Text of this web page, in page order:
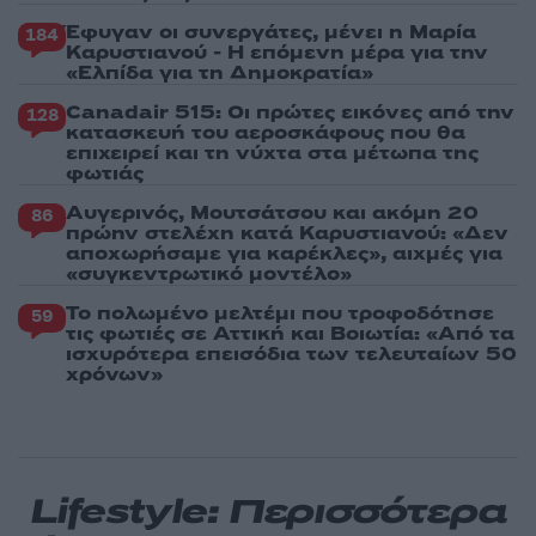
184 Έφυγαν οι συνεργάτες, μένει η Μαρία
Καρυστιανού - Η επόμενη μέρα για την
«Ελπίδα για τη Δημοκρατία»
128 Canadair 515: Οι πρώτες εικόνες από την
κατασκευή του αεροσκάφους που θα
επιχειρεί και τη νύχτα στα μέτωπα της
φωτιάς
86 Αυγερινός, Μουτσάτσου και ακόμη 20
πρώην στελέχη κατά Καρυστιανού: «Δεν
αποχωρήσαμε για καρέκλες», αιχμές για
«συγκεντρωτικό μοντέλο»
59 Το πολωμένο μελτέμι που τροφοδότησε
τις φωτιές σε Αττική και Βοιωτία: «Από τα
ισχυρότερα επεισόδια των τελευταίων 50
χρόνων»
Lifestyle: Περισσότερα